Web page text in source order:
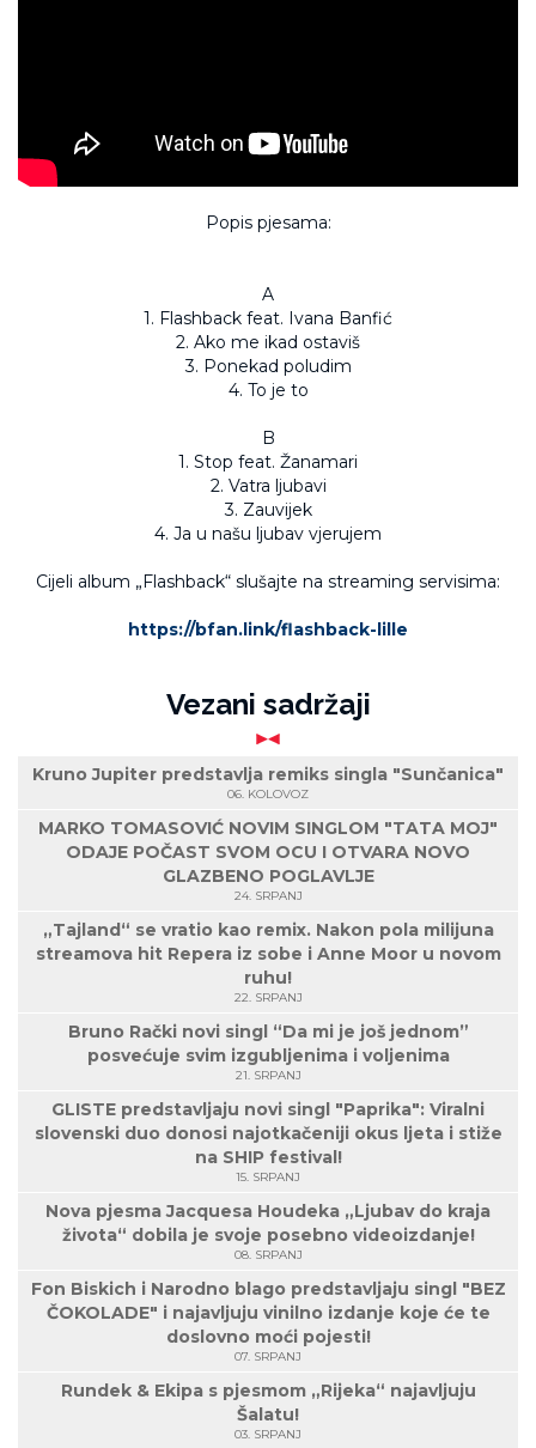
Popis pjesama:
A
1. Flashback feat. Ivana Banfić
2. Ako me ikad ostaviš
3. Ponekad poludim
4. To je to
B
1. Stop feat. Žanamari
2. Vatra ljubavi
3. Zauvijek
4. Ja u našu ljubav vjerujem
Cijeli album „Flashback“ slušajte na streaming servisima:
https://bfan.link/flashback-lille
Vezani sadržaji
Kruno Jupiter predstavlja remiks singla "Sunčanica"
06. KOLOVOZ
MARKO TOMASOVIĆ NOVIM SINGLOM "TATA MOJ"
ODAJE POČAST SVOM OCU I OTVARA NOVO
GLAZBENO POGLAVLJE
24. SRPANJ
„Tajland“ se vratio kao remix. Nakon pola milijuna
streamova hit Repera iz sobe i Anne Moor u novom
ruhu!
22. SRPANJ
Bruno Rački novi singl “Da mi je još jednom”
posvećuje svim izgubljenima i voljenima
21. SRPANJ
GLISTE predstavljaju novi singl "Paprika": Viralni
slovenski duo donosi najotkačeniji okus ljeta i stiže
na SHIP festival!
15. SRPANJ
Nova pjesma Jacquesa Houdeka „Ljubav do kraja
života“ dobila je svoje posebno videoizdanje!
08. SRPANJ
Fon Biskich i Narodno blago predstavljaju singl "BEZ
ČOKOLADE" i najavljuju vinilno izdanje koje će te
doslovno moći pojesti!
07. SRPANJ
Rundek & Ekipa s pjesmom „Rijeka“ najavljuju
Šalatu!
03. SRPANJ